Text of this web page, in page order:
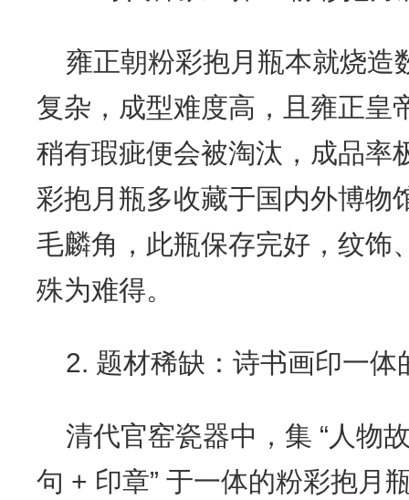
雍正朝粉彩抱月瓶本就烧造
复杂，成型难度高，且雍正皇
稍有瑕疵便会被淘汰，成品率
彩抱月瓶多收藏于国内外博物
毛麟角，此瓶保存完好，纹饰
殊为难得。
2. 题材稀缺：诗书画印一体
清代官窑瓷器中，集 “人物
句 + 印章” 于一体的粉彩抱月